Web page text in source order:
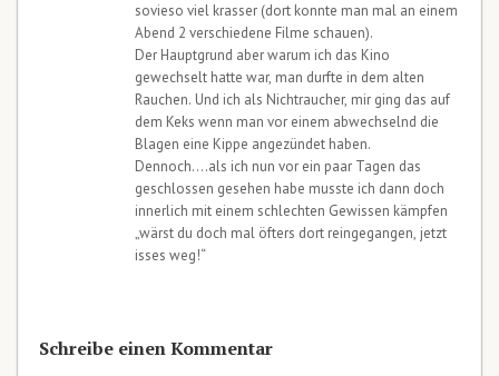
sovieso viel krasser (dort konnte man mal an einem
Abend 2 verschiedene Filme schauen).
Der Hauptgrund aber warum ich das Kino
gewechselt hatte war, man durfte in dem alten
Rauchen. Und ich als Nichtraucher, mir ging das auf
dem Keks wenn man vor einem abwechselnd die
Blagen eine Kippe angezündet haben.
Dennoch….als ich nun vor ein paar Tagen das
geschlossen gesehen habe musste ich dann doch
innerlich mit einem schlechten Gewissen kämpfen
„wärst du doch mal öfters dort reingegangen, jetzt
isses weg!“
Schreibe einen Kommentar